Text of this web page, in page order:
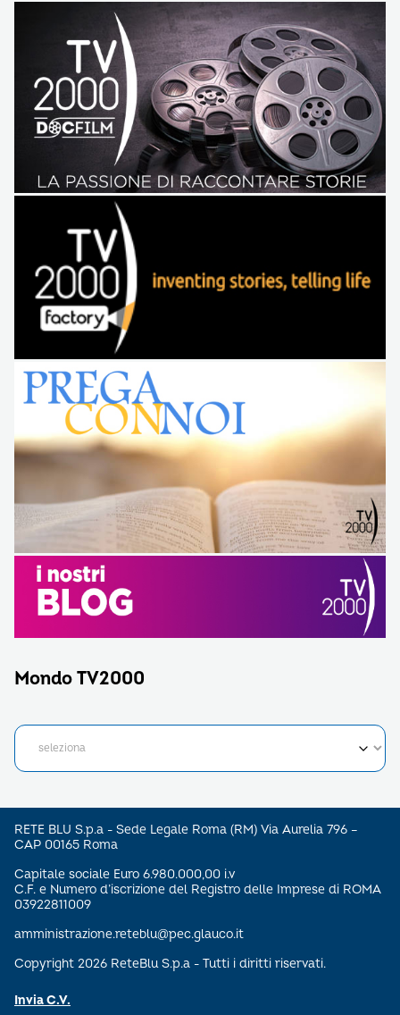
Mondo TV2000
RETE BLU S.p.a - Sede Legale Roma (RM) Via Aurelia 796 –
CAP 00165 Roma
Capitale sociale Euro 6.980.000,00 i.v
C.F. e Numero d’iscrizione del Registro delle Imprese di ROMA
03922811009
amministrazione.reteblu@pec.glauco.it
Copyright 2026 ReteBlu S.p.a - Tutti i diritti riservati.
Invia C.V.